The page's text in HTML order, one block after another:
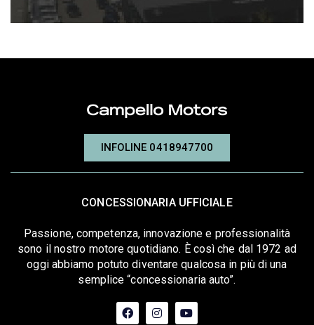
INFOLINE 0418947700
CONCESSIONARIA UFFICIALE
Passione, competenza, innovazione e professionalità
sono il nostro motore quotidiano. È così che dal 1972 ad
oggi abbiamo potuto diventare qualcosa in più di una
semplice “concessionaria auto”.